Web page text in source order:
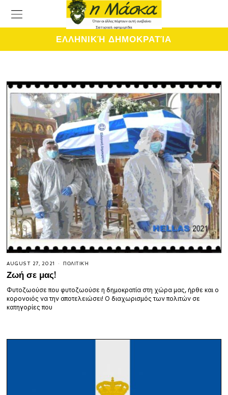
ΕΛΛΗΝΙΚΉ ΔΗΜΟΚΡΑΤΊΑ
AUGUST 27, 2021 ΠΟΛΙΤΙΚΉ
Ζωή σε μας!
Φυτοζωούσε που φυτοζωούσε η δημοκρατία στη χώρα μας, ήρθε και ο
κορονοιός να την αποτελειώσει! Ο διαχωρισμός των πολιτών σε
κατηγορίες που